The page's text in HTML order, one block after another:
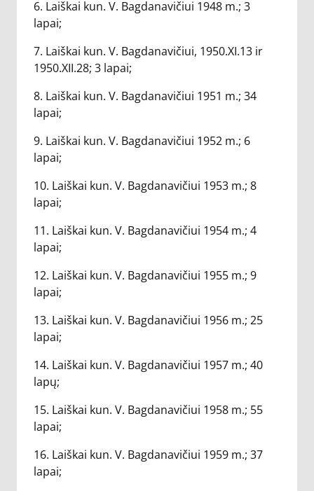
6. Laiškai kun. V. Bagdanavičiui 1948 m.; 3
lapai;
7. Laiškai kun. V. Bagdanavičiui, 1950.XI.13 ir
1950.XII.28; 3 lapai;
8. Laiškai kun. V. Bagdanavičiui 1951 m.; 34
lapai;
9. Laiškai kun. V. Bagdanavičiui 1952 m.; 6
lapai;
10. Laiškai kun. V. Bagdanavičiui 1953 m.; 8
lapai;
11. Laiškai kun. V. Bagdanavičiui 1954 m.; 4
lapai;
12. Laiškai kun. V. Bagdanavičiui 1955 m.; 9
lapai;
13. Laiškai kun. V. Bagdanavičiui 1956 m.; 25
lapai;
14. Laiškai kun. V. Bagdanavičiui 1957 m.; 40
lapų;
15. Laiškai kun. V. Bagdanavičiui 1958 m.; 55
lapai;
16. Laiškai kun. V. Bagdanavičiui 1959 m.; 37
lapai;